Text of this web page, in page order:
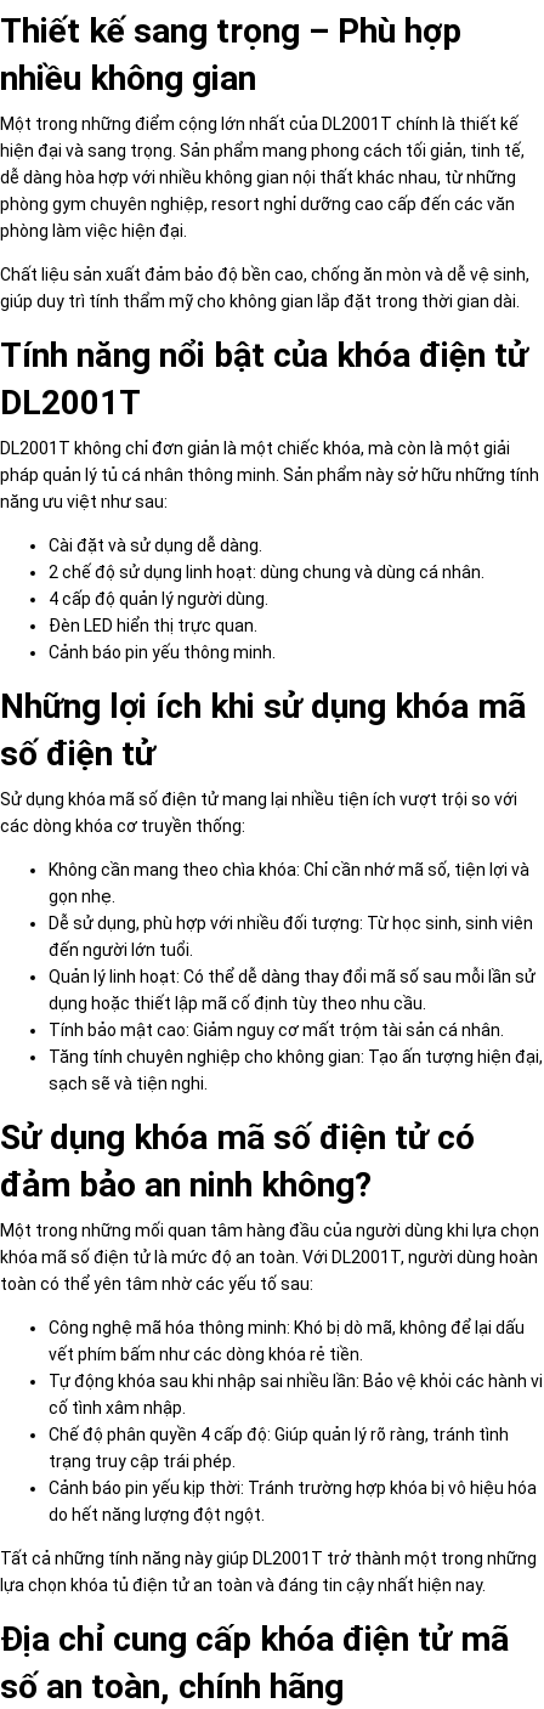
Thiết kế sang trọng – Phù hợp
nhiều không gian
Một trong những điểm cộng lớn nhất của DL2001T chính là thiết kế
hiện đại và sang trọng. Sản phẩm mang phong cách tối giản, tinh tế,
dễ dàng hòa hợp với nhiều không gian nội thất khác nhau, từ những
phòng gym chuyên nghiệp, resort nghỉ dưỡng cao cấp đến các văn
phòng làm việc hiện đại.
Chất liệu sản xuất đảm bảo độ bền cao, chống ăn mòn và dễ vệ sinh,
giúp duy trì tính thẩm mỹ cho không gian lắp đặt trong thời gian dài.
Tính năng nổi bật của khóa điện tử
DL2001T
DL2001T không chỉ đơn giản là một chiếc khóa, mà còn là một giải
pháp quản lý tủ cá nhân thông minh. Sản phẩm này sở hữu những tính
năng ưu việt như sau:
Cài đặt và sử dụng dễ dàng.
2 chế độ sử dụng linh hoạt: dùng chung và dùng cá nhân.
4 cấp độ quản lý người dùng.
Đèn LED hiển thị trực quan.
Cảnh báo pin yếu thông minh.
Những lợi ích khi sử dụng khóa mã
số điện tử
Sử dụng khóa mã số điện tử mang lại nhiều tiện ích vượt trội so với
các dòng khóa cơ truyền thống:
Không cần mang theo chìa khóa: Chỉ cần nhớ mã số, tiện lợi và
gọn nhẹ.
Dễ sử dụng, phù hợp với nhiều đối tượng: Từ học sinh, sinh viên
đến người lớn tuổi.
Quản lý linh hoạt: Có thể dễ dàng thay đổi mã số sau mỗi lần sử
dụng hoặc thiết lập mã cố định tùy theo nhu cầu.
Tính bảo mật cao: Giảm nguy cơ mất trộm tài sản cá nhân.
Tăng tính chuyên nghiệp cho không gian: Tạo ấn tượng hiện đại,
sạch sẽ và tiện nghi.
Sử dụng khóa mã số điện tử có
đảm bảo an ninh không?
Một trong những mối quan tâm hàng đầu của người dùng khi lựa chọn
khóa mã số điện tử là mức độ an toàn. Với DL2001T, người dùng hoàn
toàn có thể yên tâm nhờ các yếu tố sau:
Công nghệ mã hóa thông minh: Khó bị dò mã, không để lại dấu
vết phím bấm như các dòng khóa rẻ tiền.
Tự động khóa sau khi nhập sai nhiều lần: Bảo vệ khỏi các hành vi
cố tình xâm nhập.
Chế độ phân quyền 4 cấp độ: Giúp quản lý rõ ràng, tránh tình
trạng truy cập trái phép.
Cảnh báo pin yếu kịp thời: Tránh trường hợp khóa bị vô hiệu hóa
do hết năng lượng đột ngột.
Tất cả những tính năng này giúp DL2001T trở thành một trong những
lựa chọn khóa tủ điện tử an toàn và đáng tin cậy nhất hiện nay.
Địa chỉ cung cấp khóa điện tử mã
số an toàn, chính hãng